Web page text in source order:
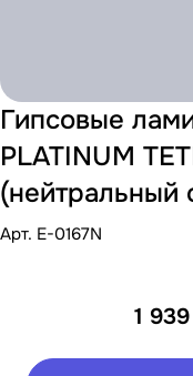
Гипсовые
PLATINUM
(нейтральный
Арт. E-0167N
1 939